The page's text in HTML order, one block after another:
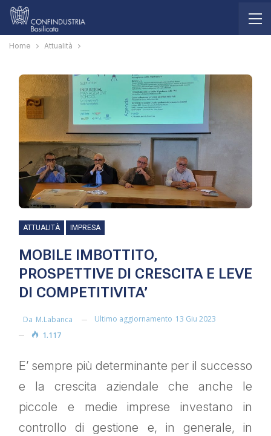
Home Attualità
ATTUALITÀ IMPRESA
MOBILE IMBOTTITO,
PROSPETTIVE DI CRESCITA E LEVE
DI COMPETITIVITA’
Da M.labanca Ultimo aggiornamento 13 Giu 2023
1.117
E’ sempre più determinante per il successo
e la crescita aziendale che anche le
piccole e medie imprese investano in
controllo di gestione e, in generale, in